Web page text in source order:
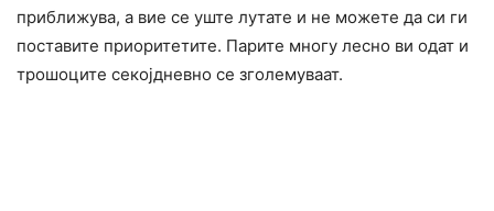
приближува, а вие се уште лутате и не можете да си ги
поставите приоритетите. Парите многу лесно ви одат и
трошоците секојдневно се зголемуваат.